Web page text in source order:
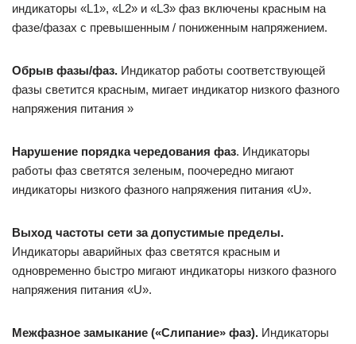
индикаторы «L1», «L2» и «L3» фаз включены красным на
фазе/фазах с превышенным / пониженным напряжением.
Обрыв фазы/фаз. Индикатор работы соответствующей
фазы светится красным, мигает индикатор низкого фазного
напряжения питания »
Нарушение порядка чередования фаз. Индикаторы
работы фаз светятся зеленым, поочередно мигают
индикаторы низкого фазного напряжения питания «U».
Выход частоты сети за допустимые пределы.
Индикаторы аварийных фаз светятся красным и
одновременно быстро мигают индикаторы низкого фазного
напряжения питания «U».
Межфазное замыкание («Слипание» фаз). Индикаторы